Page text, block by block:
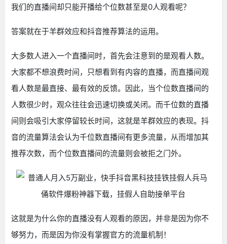
我们的直播间却只能开播给个位数甚至是0人观看呢？
答案就在于羊群效应和抖音推荐算法的运用。
大多数人进入一个直播间时，首先会注意到的是观看人数。
大家都不想浪费时间，只想看到有内容的直播，而直播间观
看人数是最直接、最有效的反馈。因此，当个位数直播间的
人数很少时，观众往往会迅速切换或关闭。而千位数的直播
间则会吸引大家停留较长时间，这就是羊群效应的表现。抖
音的流量算法会认为千位数直播间有更多流量，从而增加其
推荐次数，而个位数直播间的流量则会被拒之门外。
这就是为什么你的直播没有人观看的原因，并非是因为你不
够努力，而是因为你没有掌握官方的流量机制！